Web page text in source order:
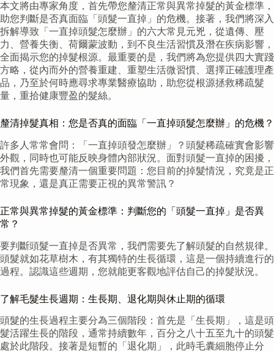
本文將由專家角度，首先帶您釐清正常與異常掉髮的黃金標準，
助您判斷是否真面臨「頭髮一直掉」的危機。接著，我們將深入
拆解導致「一直掉頭髮怎麼辦」的六大常見元兇，從遺傳、壓
力、營養失衡、荷爾蒙波動，到不良生活習慣及潛在疾病影響，
全面揭示您的掉髮根源。最重要的是，我們將為您提供四大實踐
方略，從內而外的營養重建、重塑生活微習慣、選擇正確護理產
品，乃至於何時應尋求專業醫療協助，助您從根源拯救稀疏髮
量，重拾健康豐盈的髮絲。
釐清掉髮真相：您是否真的面臨「一直掉頭髮怎麼辦」的危機？
許多人常常會問：「一直掉頭發怎麼辦」？頭髮稀疏確實會影響
外觀，同時也可能反映身體內部狀況。面對頭髮一直掉的困擾，
我們首先需要釐清一個重要問題：您目前的掉髮情況，究竟是正
常現象，還是真正需要正視的異常警訊？
正常與異常掉髮的黃金標準：判斷您的「頭髮一直掉」是否異
常？
要判斷頭髮一直掉是否異常，我們需要先了解頭髮的自然規律。
頭髮就如花草樹木，有其獨特的生長循環，這是一個持續進行的
過程。認識這些週期，您就能更客觀地評估自己的掉髮狀況。
了解毛髮生長週期：生長期、退化期與休止期的循環
頭髮的生長過程主要分為三個階段：首先是「生長期」，這是頭
髮活躍生長的階段，通常持續數年，百分之八十五至九十的頭髮
處於此階段。接著是短暫的「退化期」，此時毛囊細胞停止分